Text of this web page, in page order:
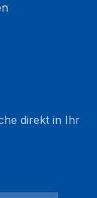
direkt in Ihr